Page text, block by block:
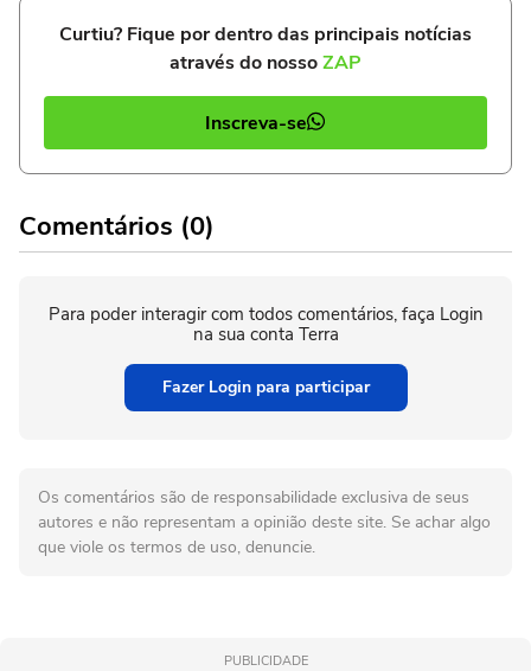
Curtiu? Fique por dentro das principais notícias
através do nossoZAP
Inscreva-se
Comentários (0)
Para poder interagir com todos comentários, faça Login
na sua conta Terra
Fazer Login para participar
Os comentários são de responsabilidade exclusiva de seus
autores e não representam a opinião deste site. Se achar algo
que viole os termos de uso, denuncie.
PUBLICIDADE